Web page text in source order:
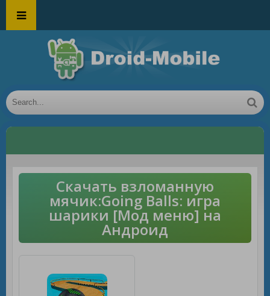
Скачать взломанную
мячик:Going Balls: игра
шарики [Мод меню] на
Андроид